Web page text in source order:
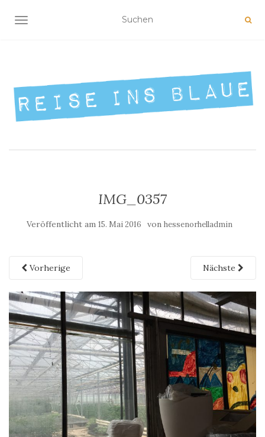
NAVIGATION UMSCHALTEN
IMG_0357
Veröffentlicht am 15. Mai 2016 von hessenorhelladmin
Vorherige Nächste